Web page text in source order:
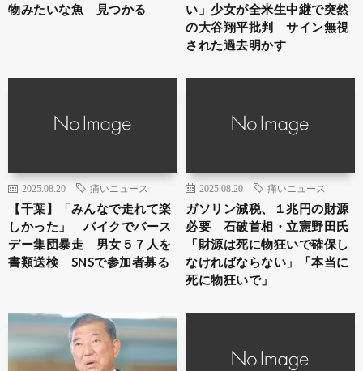
物みたいな魚 見つかる
い」少女が全米生中継で突然
の大谷翔平批判 サイン無視
された過去明かす
2025.08.20 痛いニュース
【千葉】「みんなで走れて楽
しかった」 バイクでバース
デー集団暴走 男女５７人を
書類送検 SNSで参加者募る
2025.08.20 痛いニュース
ガソリン減税、１兆円の財源
必要 石破首相・立憲野田氏
「財源は死に物狂いで確保し
なければならない」「本当に
死に物狂いで」